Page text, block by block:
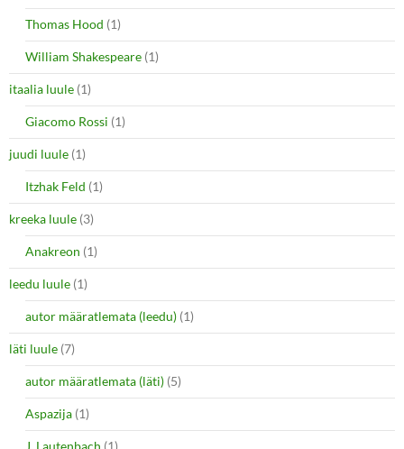
Thomas Hood (1)
William Shakespeare (1)
itaalia luule (1)
Giacomo Rossi (1)
juudi luule (1)
Itzhak Feld (1)
kreeka luule (3)
Anakreon (1)
leedu luule (1)
autor määratlemata (leedu) (1)
läti luule (7)
autor määratlemata (läti) (5)
Aspazija (1)
J. Lautenbach (1)